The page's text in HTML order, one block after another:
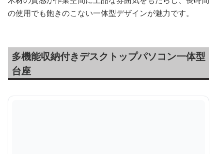
の使用でも飽きのこない一体型デザインが魅力です。
多機能収納付きデスクトップパソコン一体型
台座